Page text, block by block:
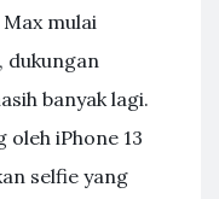
mulai
banyak lagi.
oleh iPhone 13
selfie yang